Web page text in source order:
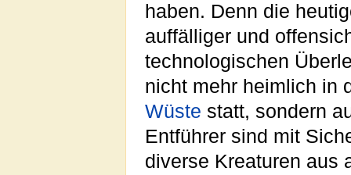
haben. Denn die
auffälliger und
technologischen
nicht mehr heimlich in
Wüste statt, sondern
Entführer sind mit
diverse Kreaturen aus